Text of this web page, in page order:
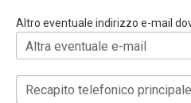
Altro eventuale indirizzo e-mail
Altra eventuale e-mail
Recapito telefonico principale